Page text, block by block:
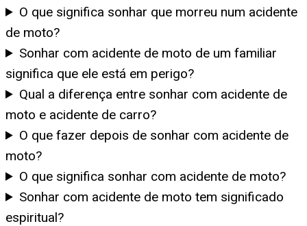
O que significa sonhar que morreu num acidente
de moto?
Sonhar com acidente de moto de um familiar
significa que ele está em perigo?
Qual a diferença entre sonhar com acidente de
moto e acidente de carro?
O que fazer depois de sonhar com acidente de
moto?
O que significa sonhar com acidente de moto?
Sonhar com acidente de moto tem significado
espiritual?